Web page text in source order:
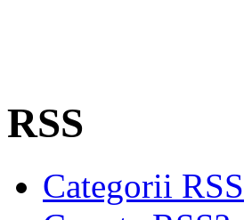
RSS
Categorii RSS